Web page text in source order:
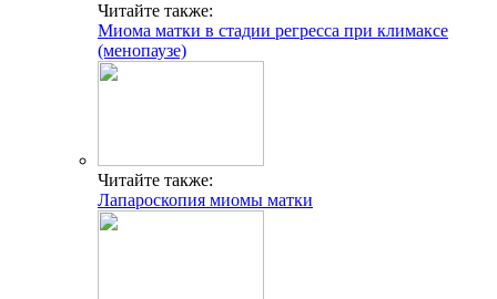
Читайте также:
Миома матки в стадии регресса при климаксе
(менопаузе)
Читайте также:
Лапароскопия миомы матки